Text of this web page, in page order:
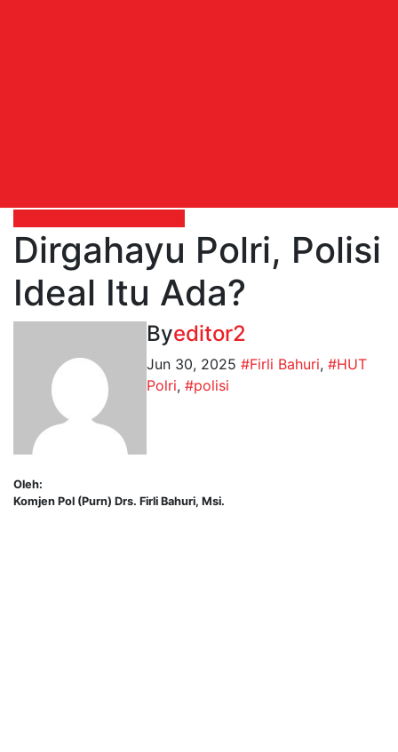
Dirgahayu Polri, Polisi
Ideal Itu Ada?
Byeditor2
Jun 30, 2025 #Firli Bahuri, #HUT
Polri, #polisi
Oleh:
Komjen Pol (Purn) Drs. Firli Bahuri, Msi.